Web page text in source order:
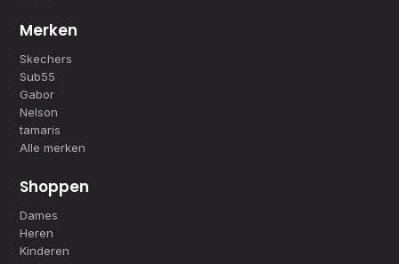
Merken
Skechers
Sub55
Gabor
Nelson
tamaris
Alle merken
Shoppen
Dames
Heren
Kinderen